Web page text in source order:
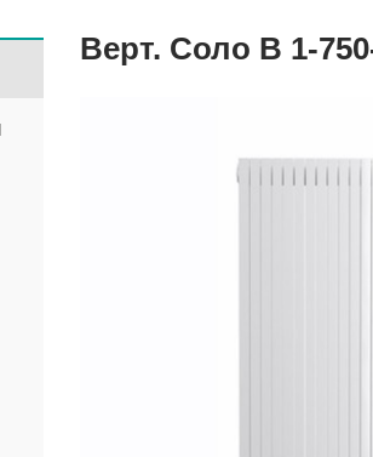
Верт. Соло В 1-